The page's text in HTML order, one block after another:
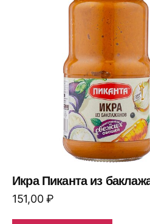
Икра Пиканта из
151,00₽